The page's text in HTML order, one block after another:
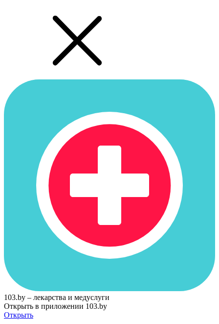
103.by – лекарства и медуслуги
Открыть в приложении 103.by
Открыть